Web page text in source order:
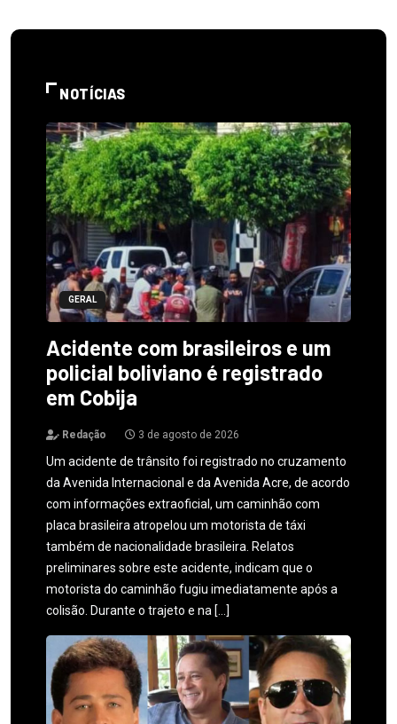
NOTÍCIAS
GERAL
Acidente com brasileiros e um
policial boliviano é registrado
em Cobija
Redação 3 de agosto de 2026
Um acidente de trânsito foi registrado no cruzamento
da Avenida Internacional e da Avenida Acre, de acordo
com informações extraoficial, um caminhão com
placa brasileira atropelou um motorista de táxi
também de nacionalidade brasileira. Relatos
preliminares sobre este acidente, indicam que o
motorista do caminhão fugiu imediatamente após a
colisão. Durante o trajeto e na […]